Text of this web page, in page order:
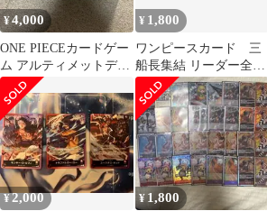
¥4,000
ONE PIECEカードゲー
ム アルティメットデッ
キ 三船長集結 ST-10
¥ 1,800
ワンピースカード 三
船長集結 リーダー全3
種コンプリートセット
¥2,000 ¥ 1,800